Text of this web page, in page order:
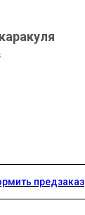
предзаказ